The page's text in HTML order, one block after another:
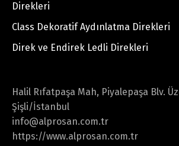
Direkleri
Class Dekoratif Aydınlatma Direkleri
Direk ve Endirek Ledli Direkleri
Halil Rıfatpaşa Mah, Piyalepaşa Blv.
Şişli/İstanbul
info@alprosan.com.tr
https://www.alprosan.com.tr